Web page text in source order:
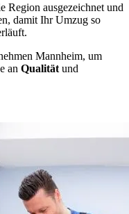
Region ausgezeichnet und
damit Ihr Umzug so
Mannheim, um
an Qualität und